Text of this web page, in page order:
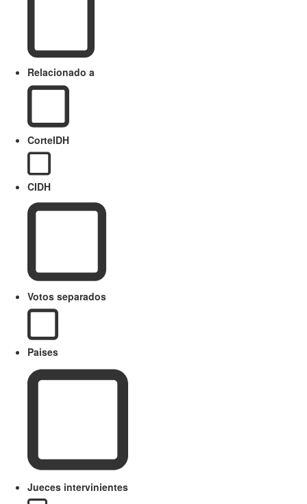
Relacionado a
CorteIDH
CIDH
Votos separados
Paises
Jueces intervinientes